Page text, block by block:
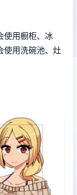
使用橱柜、冰
使用洗碗池、灶